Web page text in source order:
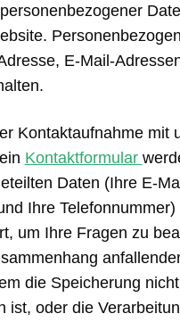
E-Mail-
Kontaktaufnahme mit
Kontaktformular
Daten (Ihre E-
Ihre Telefonnummer)
um Ihre Fragen zu
die Speicherung
ist, oder die